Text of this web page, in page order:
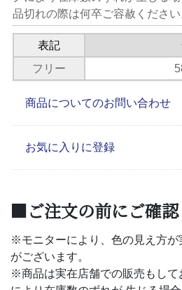
品切れの際は何卒ご容赦ください
表記
フリー
商品についてのお問い合わせ
お気に入りに登録
■ご注文の前にご確
※モニターにより、色の見え方が
がございます。
※商品は実在店舗での販売もして